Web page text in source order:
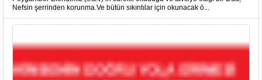
Nefsin şerrinden korunma.Ve bütün sıkıntılar için okunacak ö...